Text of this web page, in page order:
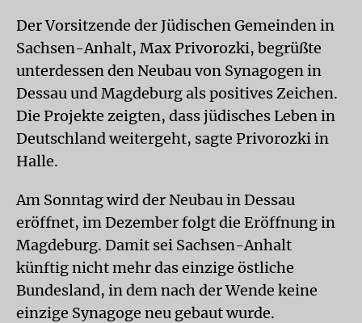
Der Vorsitzende der Jüdischen Gemeinden in
Sachsen-Anhalt, Max Privorozki, begrüßte
unterdessen den Neubau von Synagogen in
Dessau und Magdeburg als positives Zeichen.
Die Projekte zeigten, dass jüdisches Leben in
Deutschland weitergeht, sagte Privorozki in
Halle.
Am Sonntag wird der Neubau in Dessau
eröffnet, im Dezember folgt die Eröffnung in
Magdeburg. Damit sei Sachsen-Anhalt
künftig nicht mehr das einzige östliche
Bundesland, in dem nach der Wende keine
einzige Synagoge neu gebaut wurde.